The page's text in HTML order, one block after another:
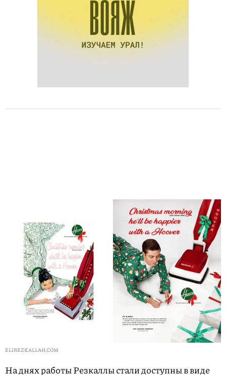
ELIREZKALLAH.COM
На днях работы Резкаллы стали доступны в виде